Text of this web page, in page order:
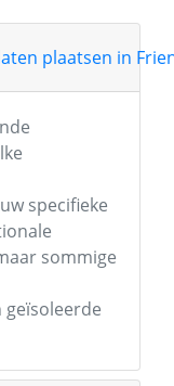
plaatsen in
specifieke
sommige
geïsoleerde